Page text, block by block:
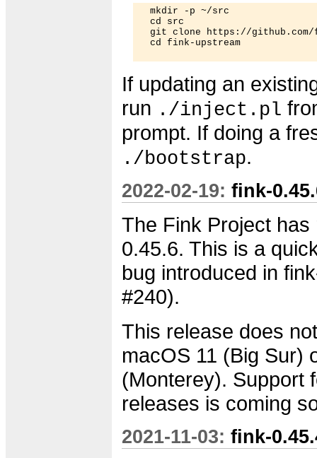
  mkdir -p ~/src
  cd src
git clone https://
  cd fink-upstream
If updating an
run ./inject.pl
prompt. If doing a
./bootstrap.
2022-02-19: fink-
The Fink Project
0.45.6. This is a
bug introduced in
#240).
This release does
macOS 11 (Big Sur)
(Monterey). Support
releases is coming
2021-11-03: fink-